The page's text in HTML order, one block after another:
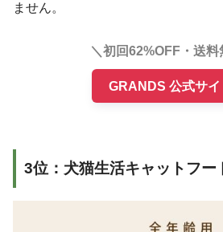
ません。
＼初回62%OFF・送料
GRANDS 公式サイ
3位：犬猫生活キャットフー